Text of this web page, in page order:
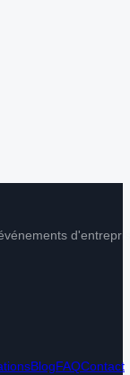
BlogFAQContact